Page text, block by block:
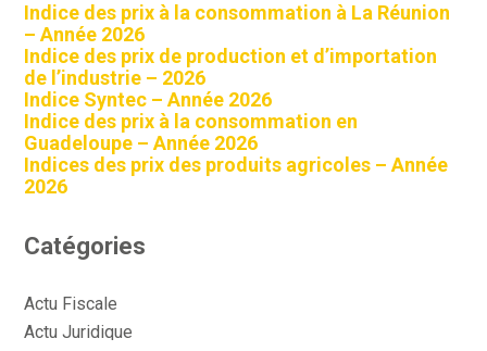
Indice des prix à la consommation à La Réunion
– Année 2026
Indice des prix de production et d’importation
de l’industrie – 2026
Indice Syntec – Année 2026
Indice des prix à la consommation en
Guadeloupe – Année 2026
Indices des prix des produits agricoles – Année
2026
Catégories
Actu Fiscale
Actu Juridique